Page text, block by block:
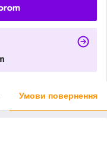
Умови повернення